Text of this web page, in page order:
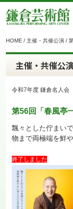
HOME / 主催・共催公演 /
主催・共催公
令和7年度 鎌倉名人会
第56回「春風亭
飄々とした佇まい
物まで両極端を鮮
終了しました